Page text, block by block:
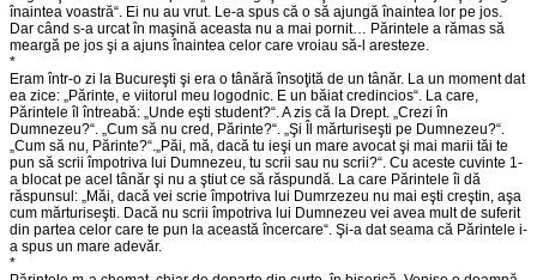
înaintea voastră“. Ei nu au vrut. Le-a spus că o să ajungă înaintea lor pe jos.
Dar când s-a urcat în maşină aceasta nu a mai pornit… Părintele a rămas să
meargă pe jos şi a ajuns înaintea celor care vroiau să-l aresteze.
*
Eram într-o zi la Bucureşti şi era o tânără însoţită de un tânăr. La un moment dat
ea zice: „Părinte, e viitorul meu logodnic. E un băiat credincios“. La care,
Părintele îl întreabă: „Unde eşti student?“. A zis că la Drept. „Crezi în
Dumnezeu?“. „Cum să nu cred, Părinte?“. „Şi Îl mărturiseşti pe Dumnezeu?“.
„Cum să nu, Părinte?“.„Păi, mă, dacă tu ieşi un mare avocat şi mai marii tăi te
pun să scrii împotriva lui Dumnezeu, tu scrii sau nu scrii?“. Cu aceste cuvinte 1-
a blocat pe acel tânăr şi nu a ştiut ce să răspundă. La care Părintele îi dă
răspunsul: „Măi, dacă vei scrie împotriva lui Dumrzezeu nu mai eşti creştin, aşa
cum mărturiseşti. Dacă nu scrii împotriva lui Dumnezeu vei avea mult de suferit
din partea celor care te pun la această încercare“. Şi-a dat seama că Părintele i-
a spus un mare adevăr.
*